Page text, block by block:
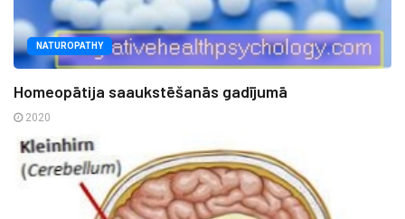
NATUROPATHY
Homeopātija saaukstēšanās gadījumā
2020